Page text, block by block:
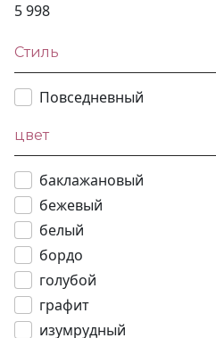
5 998
Стиль
Повседневный
цвет
баклажановый
бежевый
белый
бордо
голубой
графит
изумрудный